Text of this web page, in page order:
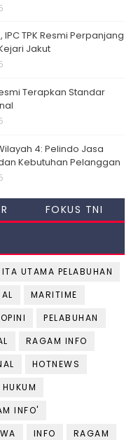
TPK Resmi Perpanjang
Jakut
Terapkan Standar
4: Pelindo Jasa
Kebutuhan Pelanggan
FOKUS TNI
UTAMA PELABUHAN
MARITIME
OPINI
PELABUHAN
RAGAM INFO
HOTNEWS
HUKUM
INFO'
INFO
RAGAM